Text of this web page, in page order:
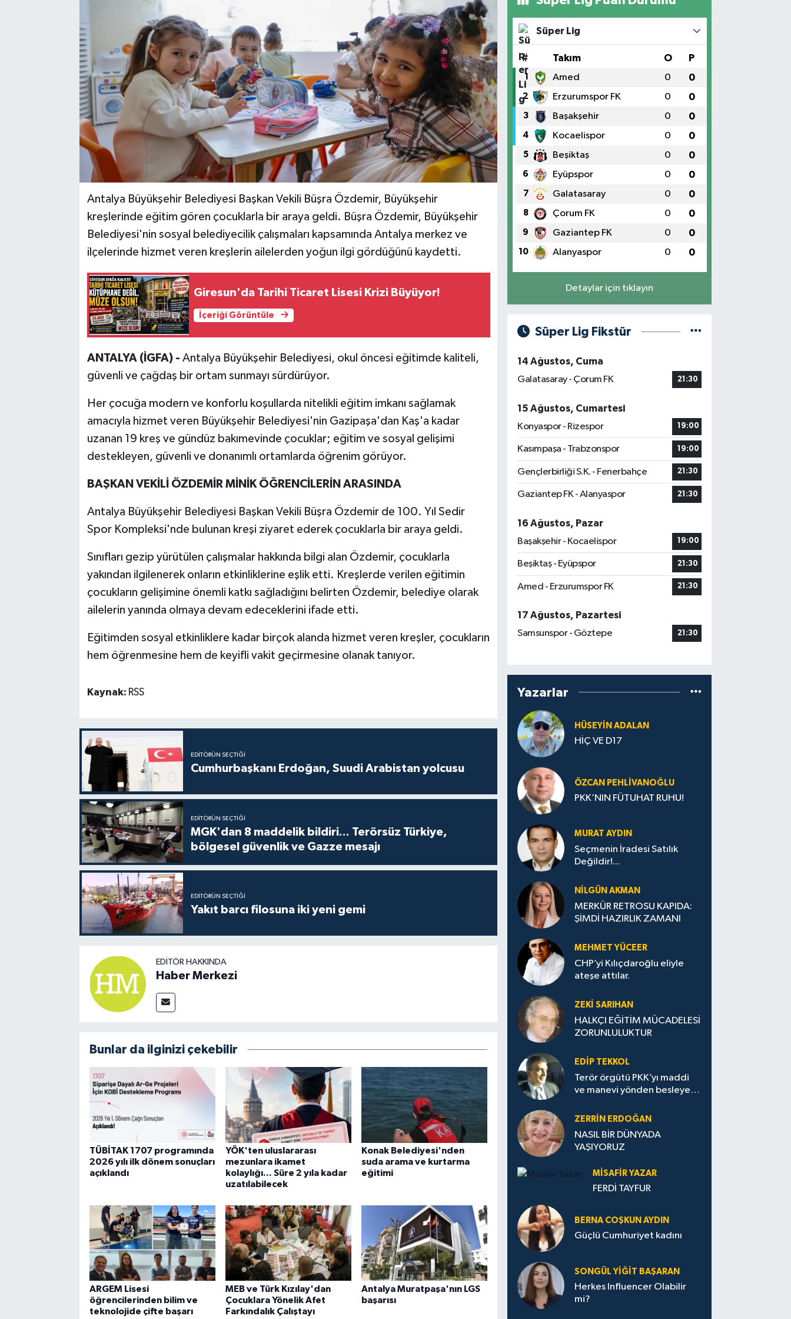
Antalya Büyükşehir Belediyesi Başkan Vekili Büşra Özdemir, Büyükşehir
kreşlerinde eğitim gören çocuklarla bir araya geldi. Büşra Özdemir, Büyükşehir
Belediyesi'nin sosyal belediyecilik çalışmaları kapsamında Antalya merkez ve
ilçelerinde hizmet veren kreşlerin ailelerden yoğun ilgi gördüğünü kaydetti.
Giresun'da Tarihi Ticaret Lisesi Krizi Büyüyor!
İçeriği Görüntüle
ANTALYA (İGFA) - Antalya Büyükşehir Belediyesi, okul öncesi eğitimde kaliteli,
güvenli ve çağdaş bir ortam sunmayı sürdürüyor.
Her çocuğa modern ve konforlu koşullarda nitelikli eğitim imkanı sağlamak
amacıyla hizmet veren Büyükşehir Belediyesi'nin Gazipaşa'dan Kaş'a kadar
uzanan 19 kreş ve gündüz bakımevinde çocuklar; eğitim ve sosyal gelişimi
destekleyen, güvenli ve donanımlı ortamlarda öğrenim görüyor.
BAŞKAN VEKİLİ ÖZDEMİR MİNİK ÖĞRENCİLERİN ARASINDA
Antalya Büyükşehir Belediyesi Başkan Vekili Büşra Özdemir de 100. Yıl Sedir
Spor Kompleksi'nde bulunan kreşi ziyaret ederek çocuklarla bir araya geldi.
Sınıfları gezip yürütülen çalışmalar hakkında bilgi alan Özdemir, çocuklarla
yakından ilgilenerek onların etkinliklerine eşlik etti. Kreşlerde verilen eğitimin
çocukların gelişimine önemli katkı sağladığını belirten Özdemir, belediye olarak
ailelerin yanında olmaya devam edeceklerini ifade etti.
Eğitimden sosyal etkinliklere kadar birçok alanda hizmet veren kreşler, çocukların
hem öğrenmesine hem de keyifli vakit geçirmesine olanak tanıyor.
Kaynak: RSS
EDITÖRÜN SEÇTIĞI
Cumhurbaşkanı Erdoğan, Suudi Arabistan yolcusu
EDITÖRÜN SEÇTIĞI
MGK'dan 8 maddelik bildiri... Terörsüz Türkiye,
bölgesel güvenlik ve Gazze mesajı
EDITÖRÜN SEÇTIĞI
Yakıt barcı filosuna iki yeni gemi
EDITÖR HAKKINDA
Haber Merkezi
Bunlar da ilginizi çekebilir
TÜBİTAK 1707 programında
2026 yılı ilk dönem sonuçları
açıklandı
YÖK'ten uluslararası
mezunlara ikamet
kolaylığı... Süre 2 yıla kadar
uzatılabilecek
Konak Belediyesi'nden
suda arama ve kurtarma
eğitimi
ARGEM Lisesi
öğrencilerinden bilim ve
teknolojide çifte başarı
MEB ve Türk Kızılay'dan
Çocuklara Yönelik Afet
Farkındalık Çalıştayı
Antalya Muratpaşa'nın LGS
başarısı
Süper Lig
# Takım O P
1 Amed 0 0
2 Erzurumspor FK 0 0
3 Başakşehir 0 0
4 Kocaelispor 0 0
5 Beşiktaş 0 0
6 Eyüpspor 0 0
7 Galatasaray 0 0
8 Çorum FK 0 0
9 Gaziantep FK 0 0
10 Alanyaspor 0 0
Detaylar için tıklayın
Süper Lig Fikstür
14 Ağustos, Cuma
Galatasaray - Çorum FK
21:30
15 Ağustos, Cumartesi
Konyaspor - Rizespor
19:00
Kasımpaşa - Trabzonspor 19:00
Gençlerbirliği S.K. - Fenerbahçe 21:30
Gaziantep FK - Alanyaspor 21:30
16 Ağustos, Pazar
Başakşehir - Kocaelispor
19:00
Beşiktaş - Eyüpspor 21:30
Amed - Erzurumspor FK 21:30
17 Ağustos, Pazartesi
Samsunspor - Göztepe
21:30
Yazarlar
HÜSEYIN ADALAN
HİÇ VE D17
ÖZCAN PEHLIVANOĞLU
PKK’NIN FÜTUHAT RUHU!
MURAT AYDIN
Seçmenin İradesi Satılık
Değildir!...
NILGÜN AKMAN
MERKÜR RETROSU KAPIDA:
ŞİMDİ HAZIRLIK ZAMANI
MEHMET YÜCEER
CHP’yi Kılıçdaroğlu eliyle
ateşe attılar.
ZEKI SARIHAN
HALKÇI EĞİTİM MÜCADELESİ
ZORUNLULUKTUR
EDIP TEKKOL
Terör örgütü PKK’yı maddi
ve manevi yönden besleyen
ZERRIN ERDOĞAN
NASIL BİR DÜNYADA
YAŞIYORUZ
MISAFIR YAZAR
FERDİ TAYFUR
BERNA COŞKUN AYDIN
Güçlü Cumhuriyet kadını
SONGÜL YIĞIT BAŞARAN
Herkes Influencer Olabilir
mi?